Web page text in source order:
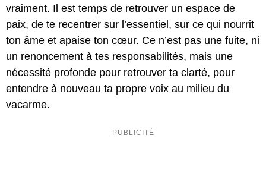
vraiment. Il est temps de retrouver un espace de
paix, de te recentrer sur l’essentiel, sur ce qui nourrit
ton âme et apaise ton cœur. Ce n’est pas une fuite, ni
un renoncement à tes responsabilités, mais une
nécessité profonde pour retrouver ta clarté, pour
entendre à nouveau ta propre voix au milieu du
vacarme.